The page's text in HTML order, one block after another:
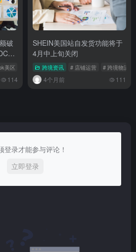
破
选
美区 # 选品指南
114
SHEIN美国站自发货功能将于
4月中上旬关闭
跨境资讯 # 店铺运营 # 跨境物流
4个月前 111
登录才能参与评论！
立即登录